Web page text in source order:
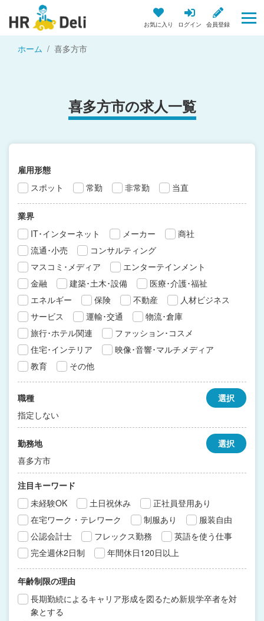
お気に入り ログイン 会員登録
ホーム 喜多方市
喜多方市の求人一覧
雇用形態
スポット
常勤 非常勤 当直
業界
IT･インターネット
メーカー
商社
流通･小売
コンサルティング
マスコミ･メディア
エンターテインメント
金融
建築･土木･設備
医療･介護･福祉
エネルギー
保険 不動産
人材ビジネス
サービス
運輸･交通
物流･倉庫
旅行･ホテル関連
ファッション･コスメ
住宅･インテリア
映像･音響･マルチメディア
教育
その他
職種
指定しない
選択
勤務地
喜多方市
選択
注目キーワード
未経験OK
土日祝休み
正社員登用あり
在宅ワーク・テレワーク
制服あり
服装自由
公認会計士
フレックス勤務
英語を使う仕事
完全週休2日制
年間休日120日以上
年齢制限の理由
長期勤続によるキャリア形成を図るため新規学卒者を対
象とする